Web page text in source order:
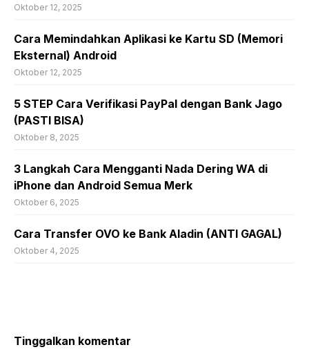
Oktober 12, 2025
Cara Memindahkan Aplikasi ke Kartu SD (Memori
Eksternal) Android
Oktober 12, 2025
5 STEP Cara Verifikasi PayPal dengan Bank Jago
(PASTI BISA)
Oktober 8, 2025
3 Langkah Cara Mengganti Nada Dering WA di
iPhone dan Android Semua Merk
Oktober 6, 2025
Cara Transfer OVO ke Bank Aladin (ANTI GAGAL)
Oktober 4, 2025
Tinggalkan komentar